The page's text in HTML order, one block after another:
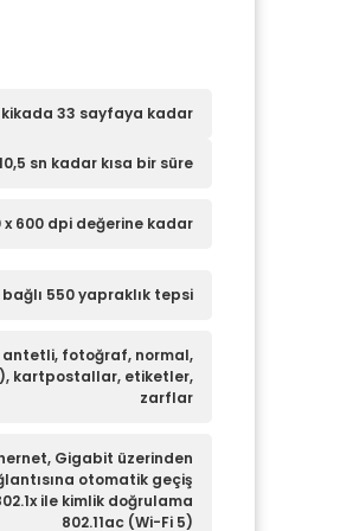
33 sayfaya kadar
sn kadar kısa bir süre
x 600 dpi değerine kadar
550 yapraklık tepsi
antetli, fotoğraf, normal,
kartpostallar, etiketler,
zarflar
Gigabit üzerinden
otomatik geçiş
ile kimlik doğrulama
802.11ac (Wi-Fi 5)